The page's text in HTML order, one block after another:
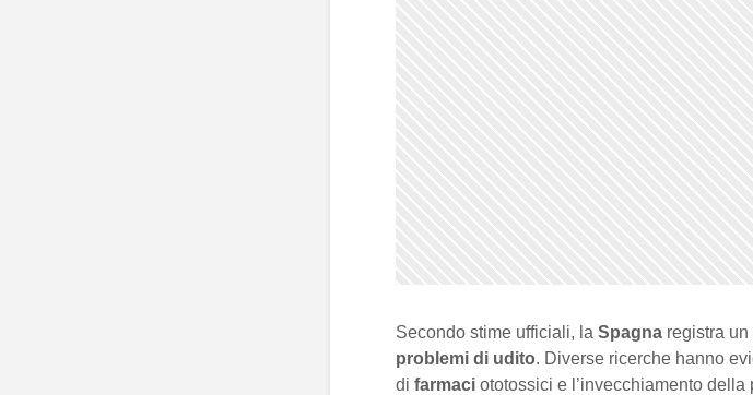
Secondo stime ufficiali, la Spagna registra
problemi di udito. Diverse ricerche hanno
di farmaci ototossici e l’invecchiamento